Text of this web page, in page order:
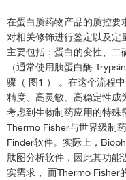
在蛋白质药物产品的质控要
对相关修饰进行鉴定以及
主要包括：蛋白的变性、
（通常使用胰蛋白酶
骤（ 图1 ） 。在这个流程
精度、高灵敏、高稳定性成
考虑到生物制药应用的特殊
Thermo Fisher与世界级制
Finder软件。实际上，
肽图分析软件，因此其功能
实需求， 而Thermo Fisher